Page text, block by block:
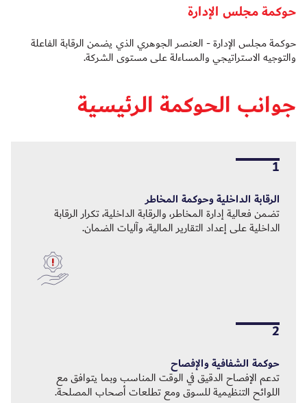
حوكمة مجلس الإدارة
حوكمة مجلس الإدارة ‑ العنصر الجوهري الذي يضمن الرقابة الفاعلة
والتوجيه الاستراتيجي والمساءلة على مستوى الشركة.
جوانب الحوكمة الرئيسية
1
الرقابة الداخلية وحوكمة المخاطر
تضمن فعالية إدارة المخاطر، والرقابة الداخلية، تكرار الرقابة
الداخلية على إعداد التقارير المالية، وآليات الضمان.
2
حوكمة الشفافية والإفصاح
تدعم الإفصاح الدقيق في الوقت المناسب وبما يتوافق مع
اللوائح التنظيمية للسوق ومع تطلعات أصحاب المصلحة.